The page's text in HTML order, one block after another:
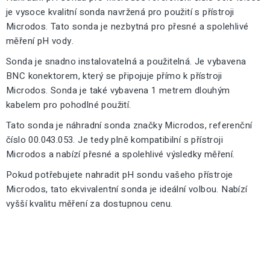
je vysoce kvalitní sonda navržená pro použití s přístroji
Microdos. Tato sonda je nezbytná pro přesné a spolehlivé
měření pH vody.
Sonda je snadno instalovatelná a použitelná. Je vybavena
BNC konektorem, který se připojuje přímo k přístroji
Microdos. Sonda je také vybavena 1 metrem dlouhým
kabelem pro pohodlné použití.
Tato sonda je náhradní sonda značky Microdos, referenční
číslo 00.043.053. Je tedy plně kompatibilní s přístroji
Microdos a nabízí přesné a spolehlivé výsledky měření.
Pokud potřebujete nahradit pH sondu vašeho přístroje
Microdos, tato ekvivalentní sonda je ideální volbou. Nabízí
vyšší kvalitu měření za dostupnou cenu.